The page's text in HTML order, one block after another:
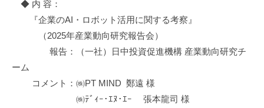
◆ 内 容：
『企業のAI・ロボット活用に関する考察』
（2025年産業動向研究報告会）
報告：（一社）日中投資促進機構 産業動向研究チ
ーム
コメント：㈱PT MIND 鄭遠 様
㈱ﾃﾞｨｰ･ｴﾇ･ｴｰ 張本龍司 様